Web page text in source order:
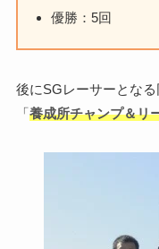
優勝：5回
後にSGレーサーとな
「養成所チャンプ＆リ